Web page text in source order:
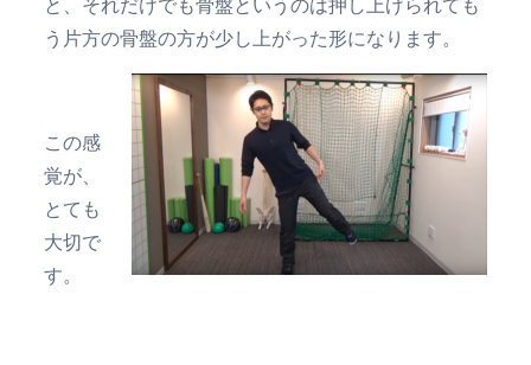
う片方の骨盤の方が少し上がった形になります。
この感
覚が、
とても
大切で
す。